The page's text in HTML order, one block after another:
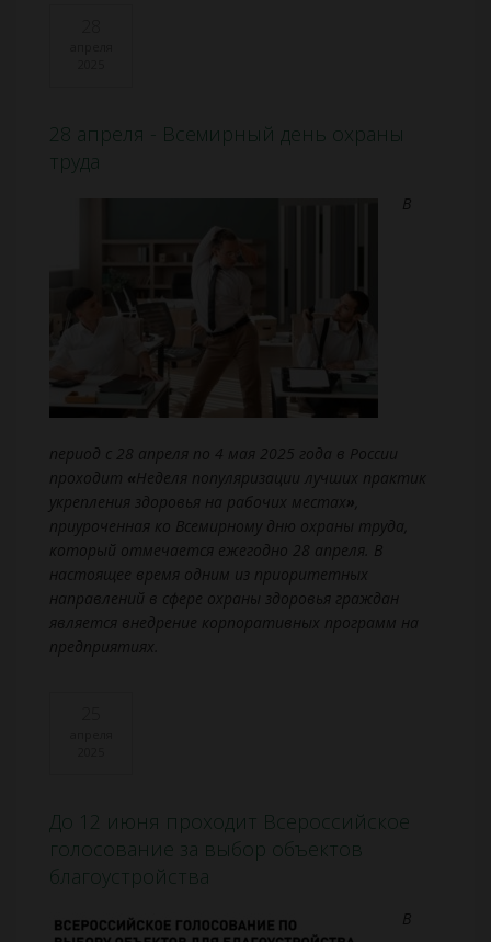
28 апреля - Всемирный день охраны
труда
В
период с 28 апреля по 4 мая 2025 года в России
проходит «Неделя популяризации лучших практик
укрепления здоровья на рабочих местах»
приуроченная ко Всемирному дню охраны труда,
который отмечается ежегодно 28 апреля. В
настоящее время одним из приоритетных
направлений в сфере охраны здоровья граждан
является внедрение корпоративных программ на
предприятиях.
До 12 июня проходит Всероссийское
голосование за выбор объектов
благоустройства
В